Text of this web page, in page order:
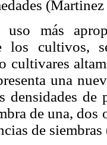
(Martinez
uso más
los cultivos,
cultivares
una
densidades
de una,
de